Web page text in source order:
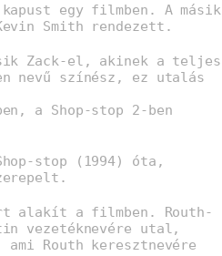
egy filmben. A másik
Smith rendezett.
Zack-el, akinek a teljes
nevű színész, ez utalás
a Shop-stop 2-ben
stop (1994) óta,
alakít a filmben. Routh-
vezetéknevére utal,
Routh keresztnevére